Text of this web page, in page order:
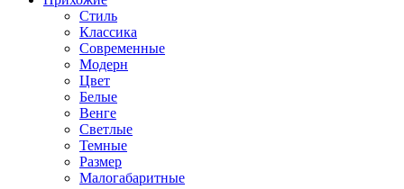
Стиль
Классика
Современные
Модерн
Цвет
Белые
Венге
Светлые
Темные
Размер
Малогабаритные